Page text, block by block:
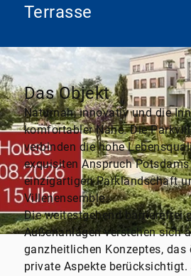
Terrasse
Das Objekt
Naturnah, innovativ und die
komfortabler Nähe. Die
verbinden die hohe
exquisiten Anspruch
einzigartigen Parklandschaft
Villenensemble.
Die weitestgehend barrierefrei
Außenanlagen verstehen sich
ganzheitlichen Konzeptes,
private Aspekte berücksichtigt.